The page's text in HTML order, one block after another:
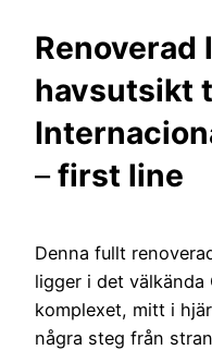
Renoverad
havsutsikt
–first line
Denna fullt
ligger i det
komplexet, mitt i
några steg från